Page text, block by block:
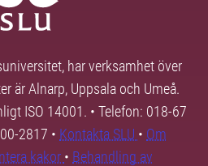
har verksamhet över
är Alnarp, Uppsala och Umeå.
ISO 14001. • Telefon: 018-67
2817 • Kontakta SLU • Om
kakor • Behandling av